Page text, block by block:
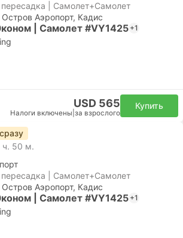
пересадка | Самолет+Самолет
Аэропорт, Кадис
| Самолет #VY1425 +1
USD 565
Налоги включены за взрослого
Купить
ч. 50 м.
пересадка | Самолет+Самолет
Аэропорт, Кадис
| Самолет #VY1425 +1